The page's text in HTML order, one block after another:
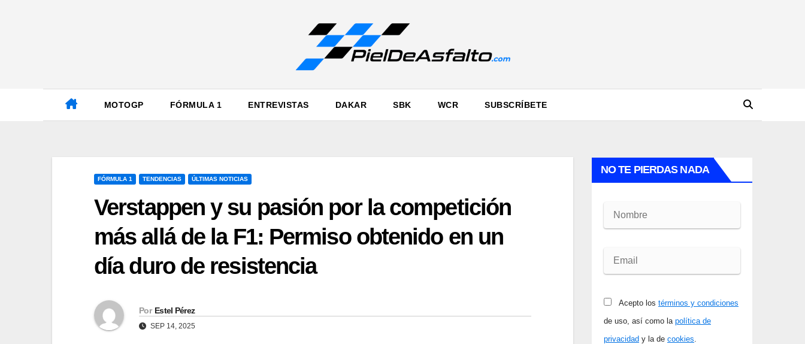
MOTOGP FÓRMULA 1 ENTREVISTAS DAKAR SBK WCR SUBSCRÍBETE
FÓRMULA 1 TENDENCIAS ÚLTIMAS NOTICIAS
Verstappen y su pasión por la competición
más allá de la F1: Permiso obtenido en un
día duro de resistencia
Por Estel Pérez
SEP 14, 2025
NO TE PIERDAS NADA
Acepto los términos y condiciones
de uso, así como la política de
privacidad y la de cookies